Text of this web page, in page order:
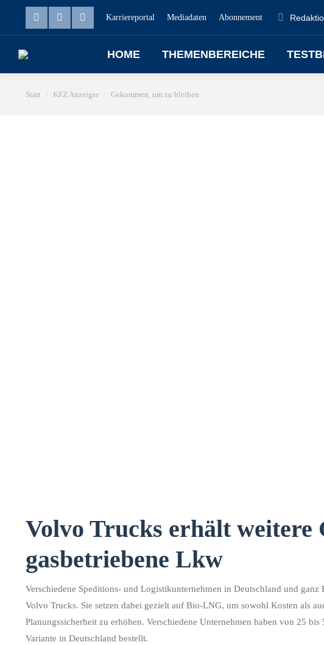
Karriereportal Mediadaten Abonnement
HOME THEMENBEREICHE
Sie befinden sich hier:
Start KFZ Anzeiger Gekommen, um zu bleiben
Volvo Trucks erhält
gasbetriebene Lkw
Verschiedene Speditions- und Logistikunternehmen in Deutschland und
Volvo Trucks. Sie setzen dabei gezielt auf Bio-LNG, um sowohl Kosten als
Planungssicherheit zu erhöhen. Verschiedene Unternehmen haben von 25
Variante in Deutschland bestellt.